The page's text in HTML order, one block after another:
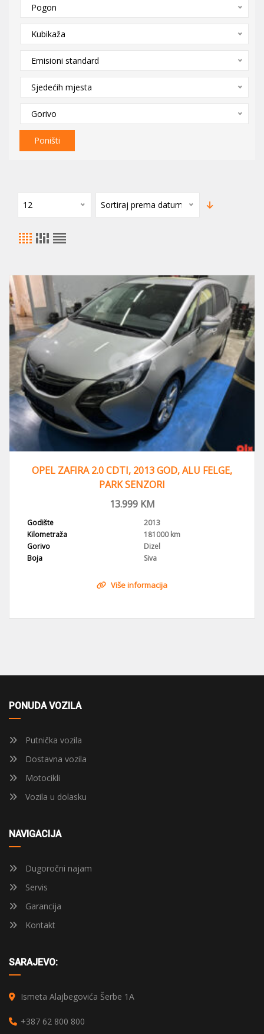
Pogon
Kubikaža
Emisioni standard
Sjedećih mjesta
Gorivo
Poništi
12 Sortiraj prema datumu
OPEL ZAFIRA 2.0 CDTI, 2013 GOD, ALU FELGE,
PARK SENZORI
13.999KM
Godište
2013
Kilometraža
181000 km
Gorivo
Dizel
Boja
Siva
Više informacija
PONUDA VOZILA
Putnička vozila
Dostavna vozila
Motocikli
Vozila u dolasku
NAVIGACIJA
Dugoročni najam
Servis
Garancija
Kontakt
SARAJEVO:
Ismeta Alajbegovića Šerbe 1A
+387 62 800 800